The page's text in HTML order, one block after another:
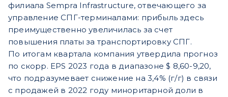
филиала Sempra Infrastructure, отвечающего за
управление СПГ-терминалами: прибыль здесь
преимущественно увеличилась за счет
повышения платы за транспортировку СПГ.
По итогам квартала компания утвердила прогноз
по скорр. EPS 2023 года в диапазоне $ 8,60-9,20,
что подразумевает снижение на 3,4% (г/г) в связи
с продажей в 2022 году миноритарной доли в